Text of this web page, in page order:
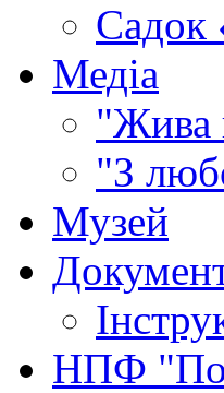
Садок
Медіа
"Жива
"З
Музей
НПФ